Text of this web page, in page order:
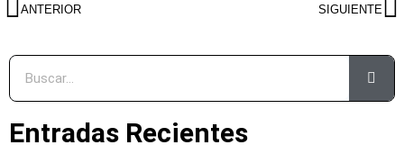
ANTERIOR SIGUIENTE
Entradas Recientes